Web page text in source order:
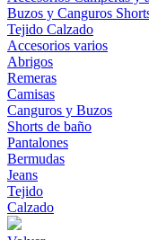
Buzos y Canguros
Tejido Calzado
Accesorios varios
Abrigos
Remeras
Camisas
Canguros y Buzos
Shorts de baño
Pantalones
Bermudas
Jeans
Tejido
Calzado